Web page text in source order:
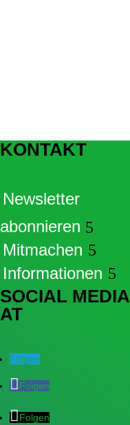
KONTAKT
Newsletter
abonnieren
Mitmachen
Informationen
SOCIAL MEDIA
AT
Folgen
Folgen
Folgen